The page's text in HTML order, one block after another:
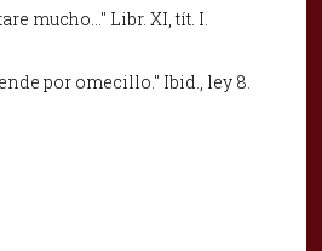
mucho..." Libr. XI, tít. I.
por omecillo." Ibid., ley 8.